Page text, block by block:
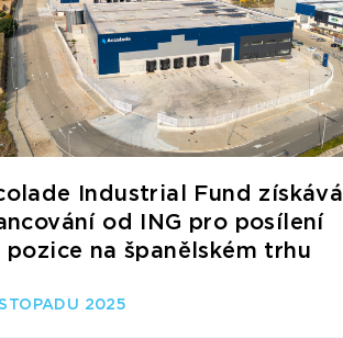
Industrial Fund získává
od ING pro posílení
pozice na španělském trhu
2025